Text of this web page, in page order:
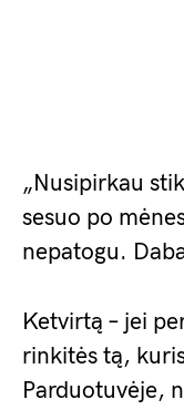
„Nusipirkau
sesuo po
nepatogu.
Ketvirtą – jei
rinkitės tą,
Parduotuvėje,